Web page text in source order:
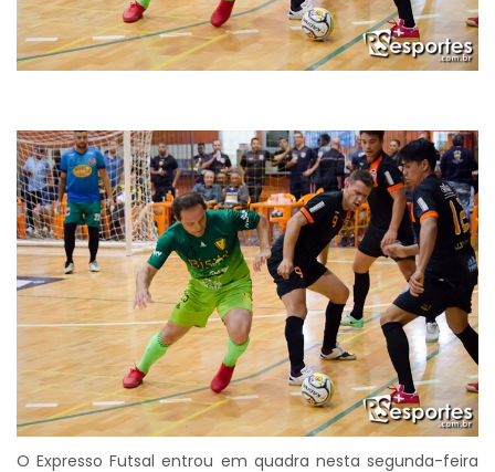
O Expresso Futsal entrou em quadra nesta segunda-feira